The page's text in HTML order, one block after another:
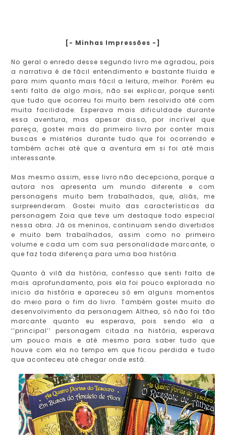
[- Minhas Impressões -]
No geral o enredo desse segundo livro me agradou, pois
a narrativa é de fácil entendimento e bastante fluida e
para mim quanto mais fácil a leitura, melhor. Porém eu
senti falta de algo mais, não sei explicar, porque senti
que tudo que ocorreu foi muito bem resolvido até com
muita facilidade. Esperava mais dificuldade durante
essa aventura, mas apesar disso, por incrível que
pareça, gostei mais do primeiro livro por conter mais
buscas e mistérios durante tudo que foi ocorrendo e
também achei até que a aventura em si foi até mais
interessante.
Mas mesmo assim, esse livro não decepciona, porque a
autora nos apresenta um mundo diferente e com
personagens muito bem trabalhados, que, aliás, me
surpreenderam. Gostei muito das características da
personagem Zoia que teve um destaque todo especial
nessa obra. Já os meninos, continuam sendo divertidos
e muito bem trabalhados, assim como no primeiro
volume e cada um com sua personalidade marcante, o
que faz toda diferença para uma boa história.
Quanto à vilã da história, confesso que senti falta de
mais aprofundamento, pois ela foi pouco explorada no
inicio da história e apareceu só em alguns momentos
do meio para o fim do livro. Também gostei muito do
desenvolvimento da personagem Althea, só não foi tão
marcante quanto eu esperava, pois sendo ela a
‘’principal’’ personagem citada na história, esperava
um pouco mais e até mesmo para saber tudo que
houve com ela no tempo em que ficou perdida e tudo
que aconteceu até chegar onde está.